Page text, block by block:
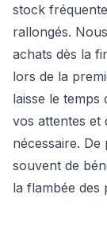
stock
rallongés.
achats dès la
lors de la
laisse le
vos attentes et
nécessaire.
souvent de
la flambée des